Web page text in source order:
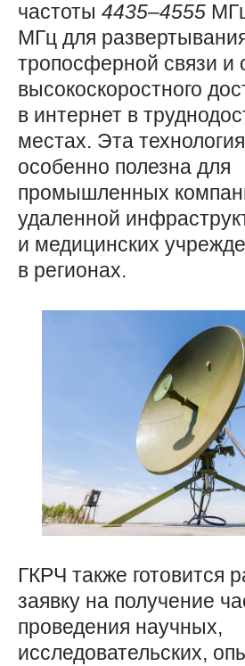
частоты 4435–4555
МГц для
тропосферной связи и
высокоскоростного
в интернет в
местах. Эта
особенно полезна для
промышленных
удаленной
и медицинских
в регионах.
ГКРЧ также готовится
заявку на получение
проведения научных,
исследовательских,